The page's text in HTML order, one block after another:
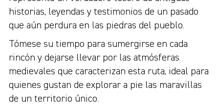
historias, leyendas y testimonios de un pasado
que aún perdura en las piedras del pueblo.
Tómese su tiempo para sumergirse en cada
rincón y dejarse llevar por las atmósferas
medievales que caracterizan esta ruta, ideal para
quienes gustan de explorar a pie las maravillas
de un territorio único.